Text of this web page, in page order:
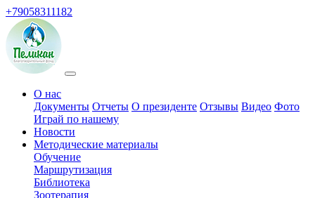
+79058311182
О нас
Документы Отчеты О президенте Отзывы Видео Фото
Играй по нашему
Новости
Методические материалы
Обучение
Маршрутизация
Библиотека
Зоотерапия